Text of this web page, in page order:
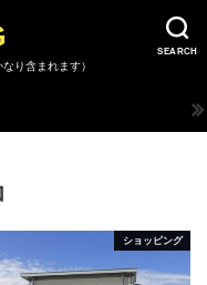
SEARCH
り含まれます）
ショッピング